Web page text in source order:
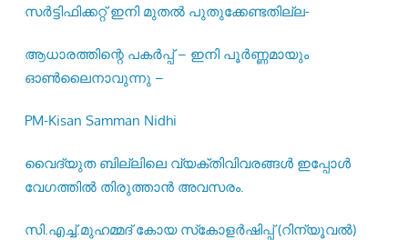
സർട്ടിഫിക്കറ്റ് ഇനി മുതൽ പുതുക്കേണ്ടതില്ല-
ആധാരത്തിന്റെ പകർപ്പ് – ഇനി പൂർണ്ണമായും
ഓൺലൈനാവുന്നു –
PM-Kisan Samman Nidhi
വൈദ്യുത ബില്ലിലെ വ്യക്തിവിവരങ്ങൾ ഇപ്പോൾ
വേഗത്തിൽ തിരുത്താൻ അവസരം.
സി.എച്ച്.മുഹമ്മദ് കോയ സ്‌കോളർഷിപ്പ് (റിന്യൂവൽ)